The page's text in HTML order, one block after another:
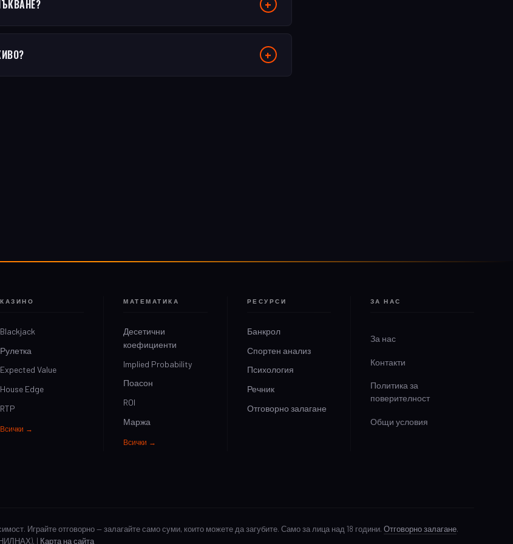
КАЗИНО
Blackjack
Рулетка
Expected Value
House Edge
RTP
Всички →
МАТЕМАТИКА
Десетични
коефициенти
Implied Probability
Поасон
ROI
Маржа
Всички →
РЕСУРСИ
Банкрол
Спортен анализ
Психология
Речник
Отговорно залагане
ЗА НАС
За нас
Контакти
Политика за
поверителност
Общи условия
Играйте отговорно — залагайте само суми, които можете да загубите. Само за лица над 18 години.Отговорно залагане.
| Карта на сайта